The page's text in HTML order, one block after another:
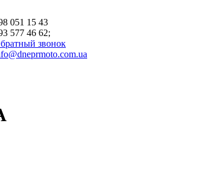
051 15 43
577 46 62;
звонок